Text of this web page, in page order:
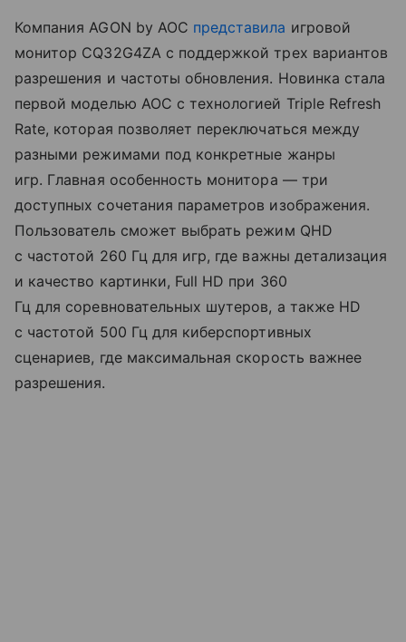
Компания AGON by AOC представила игровой
монитор CQ32G4ZA с поддержкой трех вариантов
разрешения и частоты обновления. Новинка стала
первой моделью AOC с технологией Triple Refresh
Rate, которая позволяет переключаться между
разными режимами под конкретные жанры
игр. Главная особенность монитора — три
доступных сочетания параметров изображения.
Пользователь сможет выбрать режим QHD
с частотой 260 Гц для игр, где важны детализация
и качество картинки, Full HD при 360
Гц для соревновательных шутеров, а также HD
с частотой 500 Гц для киберспортивных
сценариев, где максимальная скорость важнее
разрешения.